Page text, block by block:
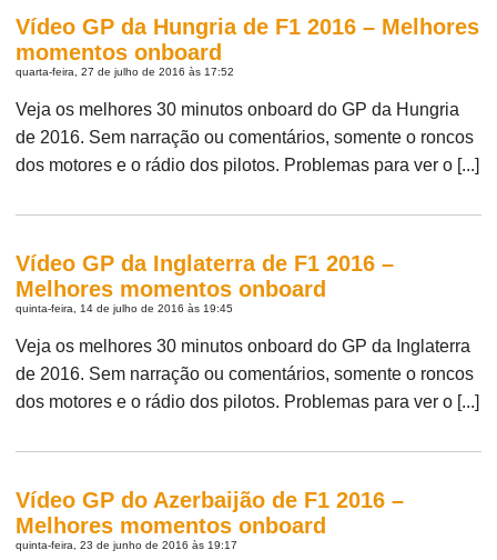
Vídeo GP da Hungria de F1 2016 – Melhores
momentos onboard
quarta-feira, 27 de julho de 2016 às 17:52
Veja os melhores 30 minutos onboard do GP da Hungria
de 2016. Sem narração ou comentários, somente o roncos
dos motores e o rádio dos pilotos. Problemas para ver o [...]
Vídeo GP da Inglaterra de F1 2016 –
Melhores momentos onboard
quinta-feira, 14 de julho de 2016 às 19:45
Veja os melhores 30 minutos onboard do GP da Inglaterra
de 2016. Sem narração ou comentários, somente o roncos
dos motores e o rádio dos pilotos. Problemas para ver o [...]
Vídeo GP do Azerbaijão de F1 2016 –
Melhores momentos onboard
quinta-feira, 23 de junho de 2016 às 19:17